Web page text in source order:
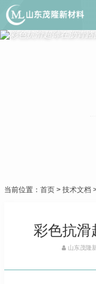
当前位置： 首页 > 技术文档
彩色抗滑
山东茂隆